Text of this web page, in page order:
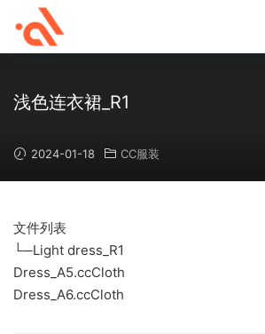
浅色连衣裙_R1
2024-01-18 CC服装
文件列表
└─Light dress_R1
Dress_A5.ccCloth
Dress_A6.ccCloth